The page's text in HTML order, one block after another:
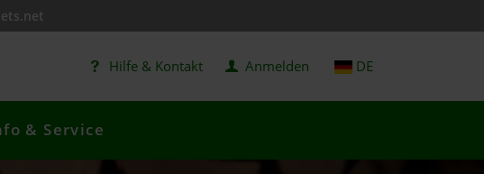
Hilfe & Kontakt Anmelden DE
& Service